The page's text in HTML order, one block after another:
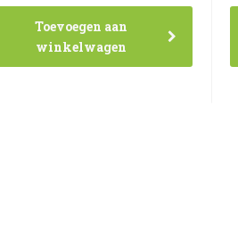
Toevoegen aan
winkelwagen